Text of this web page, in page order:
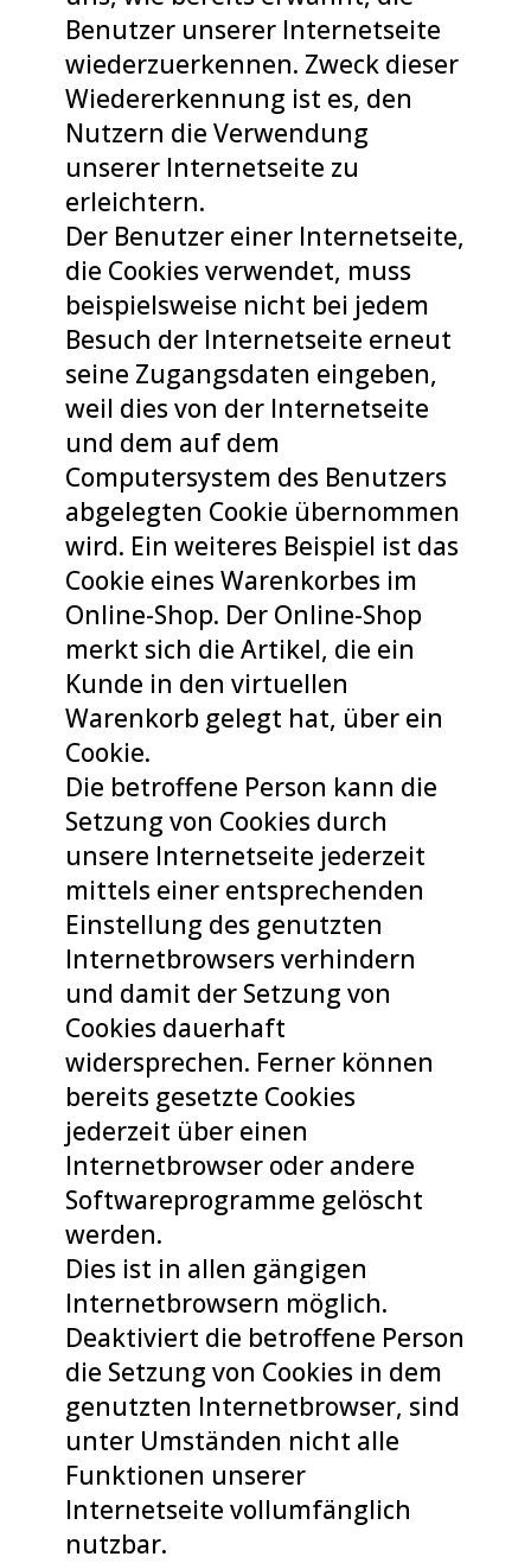
Benutzer unserer Internetseite
wiederzuerkennen. Zweck dieser
Wiedererkennung ist es, den
Nutzern die Verwendung
unserer Internetseite zu
erleichtern.
Der Benutzer einer Internetseite,
die Cookies verwendet, muss
beispielsweise nicht bei jedem
Besuch der Internetseite erneut
seine Zugangsdaten eingeben,
weil dies von der Internetseite
und dem auf dem
Computersystem des Benutzers
abgelegten Cookie übernommen
wird. Ein weiteres Beispiel ist das
Cookie eines Warenkorbes im
Online-Shop. Der Online-Shop
merkt sich die Artikel, die ein
Kunde in den virtuellen
Warenkorb gelegt hat, über ein
Cookie.
Die betroffene Person kann die
Setzung von Cookies durch
unsere Internetseite jederzeit
mittels einer entsprechenden
Einstellung des genutzten
Internetbrowsers verhindern
und damit der Setzung von
Cookies dauerhaft
widersprechen. Ferner können
bereits gesetzte Cookies
jederzeit über einen
Internetbrowser oder andere
Softwareprogramme gelöscht
werden.
Dies ist in allen gängigen
Internetbrowsern möglich.
Deaktiviert die betroffene Person
die Setzung von Cookies in dem
genutzten Internetbrowser, sind
unter Umständen nicht alle
Funktionen unserer
Internetseite vollumfänglich
nutzbar.